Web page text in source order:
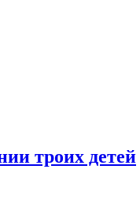
троих детей